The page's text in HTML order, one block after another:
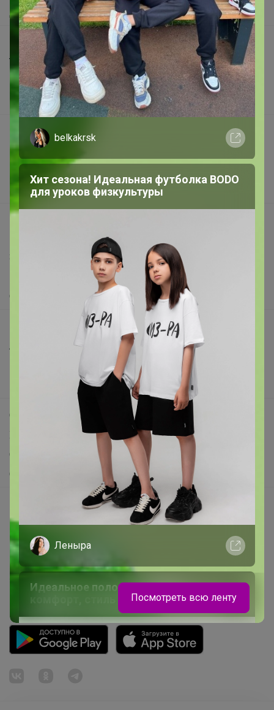
Доставка
Шоурумы
Торговые марки
Наша команда
В наличии
Подарочные сертификаты
Реклама на сайте
Поставщикам
Вакансии
Написать в поддержку
Защита покупателя
О нас
Все предложения
Анонсы
Поддержка альпак
Самое выгодное
Хиты продаж
Самое желанное
Самое быстрое
Начать зарабатывать с 24-ok
Picabox.ru - Лучшее место для ваших изображений
Розыгрыш - Генератор случайных чисел
Пульс нашего маркетплейса
Укорачиватель ссылок
belkakrsk
Хит сезона! Идеальная футболка BODO
для уроков физкультуры
Леныра
Идеальное поло для школы —
комфорт, стиль и отличная посадка
Посмотреть всю ленту